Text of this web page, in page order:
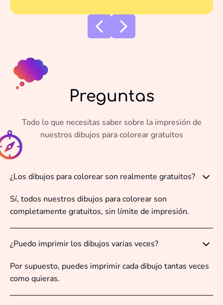
Preguntas
Todo lo que necesitas saber sobre la impresión de
nuestros dibujos para colorear gratuitos
¿Los dibujos para colorear son realmente gratuitos?
Sí, todos nuestros dibujos para colorear son
completamente gratuitos, sin límite de impresión.
¿Puedo imprimir los dibujos varias veces?
Por supuesto, puedes imprimir cada dibujo tantas veces
como quieras.